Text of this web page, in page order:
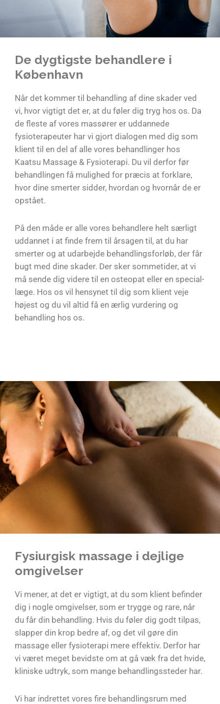
De dygtigste behandlere i
København
Når det kommer til behandling af dine skader ved
vi, hvor vigtigt det er, at du føler dig tryg hos os. Da
de fleste af vores massører er uddannede
fysioterapeuter har vi gjort dialogen med dig som
klient til en del af alle vores behandlinger hos
Kaatsu Massage & Fysioterapi. Du vil derfor før
behandlingen få mulighed for præcis at forklare,
hvor dine smerter sidder, hvordan og hvornår de er
opstået.
På den måde er alle vores behandlere helt særligt
uddannet i at finde frem til årsagen til, at du har
smerter og at udarbejde behandlingsforløb, der får
bugt med dine skader. Der sker sommetider, at vi
må sende dig videre til en osteopat eller en special-
læge. Hos os vil hensynet til dig som klient veje
højest og du vil altid få en ærlig vurdering og
behandling hos os.
Fysiurgisk massage i dejlige
omgivelser
Vi mener, at det er vigtigt, at du som klient befinder
dig i nogle omgivelser, som er trygge og rare, når
du får din behandling. Hvis du føler dig godt tilpas,
slapper din krop bedre af, og det vil gøre din
massage eller fysioterapi mere effektiv. Derfor har
vi været meget bevidste om at gå væk fra det hvide,
kliniske udtryk, som mange behandlingssteder har.
Vi har indrettet vores fire behandlingsrum med